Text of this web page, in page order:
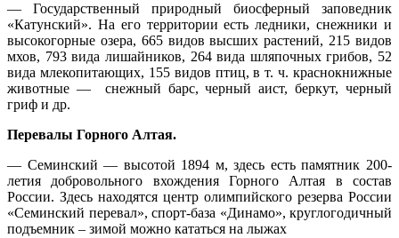
— Государственный природный биосферный заповедник
«Катунский». На его территории есть ледники, снежники и
высокогорные озера, 665 видов высших растений, 215 видов
мхов, 793 вида лишайников, 264 вида шляпочных грибов, 52
вида млекопитающих, 155 видов птиц, в т. ч. краснокнижные
животные — снежный барс, черный аист, беркут, черный
гриф и др.
Перевалы Горного Алтая.
— Семинский — высотой 1894 м, здесь есть памятник 200-
летия добровольного вхождения Горного Алтая в состав
России. Здесь находятся центр олимпийского резерва России
«Семинский перевал», спорт-база «Динамо», круглогодичный
подъемник – зимой можно кататься на лыжах